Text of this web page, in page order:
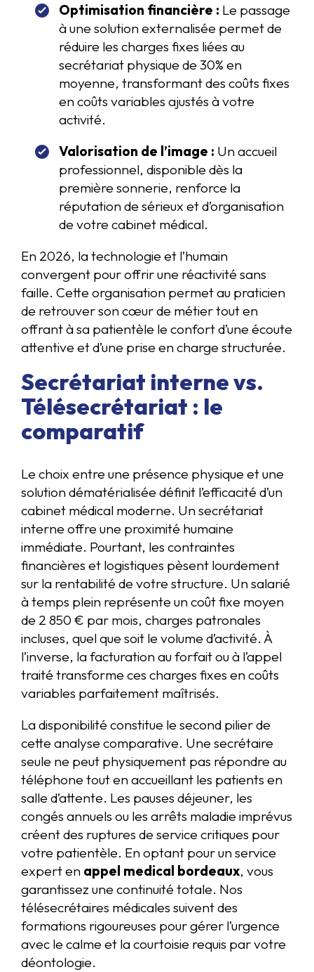
Optimisation financière : Le passage
à une solution externalisée permet de
réduire les charges fixes liées au
secrétariat physique de 30% en
moyenne, transformant des coûts fixes
en coûts variables ajustés à votre
activité.
Valorisation de l’image : Un accueil
professionnel, disponible dès la
première sonnerie, renforce la
réputation de sérieux et d’organisation
de votre cabinet médical.
En 2026, la technologie et l’humain
convergent pour offrir une réactivité sans
faille. Cette organisation permet au praticien
de retrouver son cœur de métier tout en
offrant à sa patientèle le confort d’une écoute
attentive et d’une prise en charge structurée.
Secrétariat interne vs.
Télésecrétariat : le
comparatif
Le choix entre une présence physique et une
solution dématérialisée définit l’efficacité d’un
cabinet médical moderne. Un secrétariat
interne offre une proximité humaine
immédiate. Pourtant, les contraintes
financières et logistiques pèsent lourdement
sur la rentabilité de votre structure. Un salarié
à temps plein représente un coût fixe moyen
de 2 850 € par mois, charges patronales
incluses, quel que soit le volume d’activité. À
l’inverse, la facturation au forfait ou à l’appel
traité transforme ces charges fixes en coûts
variables parfaitement maîtrisés.
La disponibilité constitue le second pilier de
cette analyse comparative. Une secrétaire
seule ne peut physiquement pas répondre au
téléphone tout en accueillant les patients en
salle d’attente. Les pauses déjeuner, les
congés annuels ou les arrêts maladie imprévus
créent des ruptures de service critiques pour
votre patientèle. En optant pour un service
expert en appel medical bordeaux, vous
garantissez une continuité totale. Nos
télésecrétaires médicales suivent des
formations rigoureuses pour gérer l’urgence
avec le calme et la courtoisie requis par votre
déontologie.